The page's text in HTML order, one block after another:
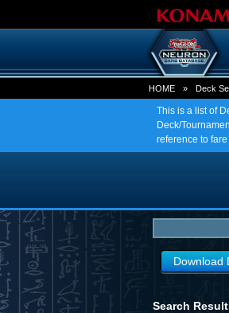
HOME » Deck
This is a list of
Deck/
reference to
Download
Search